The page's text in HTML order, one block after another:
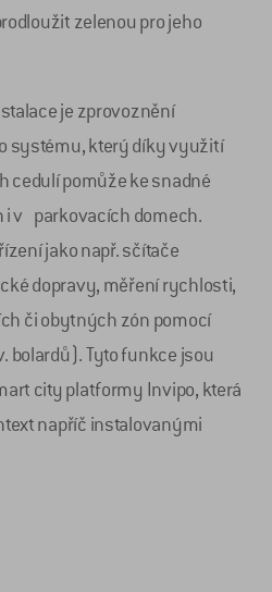
zelenou pro jeho
je zprovoznění
systému, který díky využití
cedulí pomůže ke snadné
i v parkovacích domech.
jako např. sčítače
dopravy, měření rychlosti,
či obytných zón pomocí
Tyto funkce jsou
city platformy Invipo, která
napříč instalovanými